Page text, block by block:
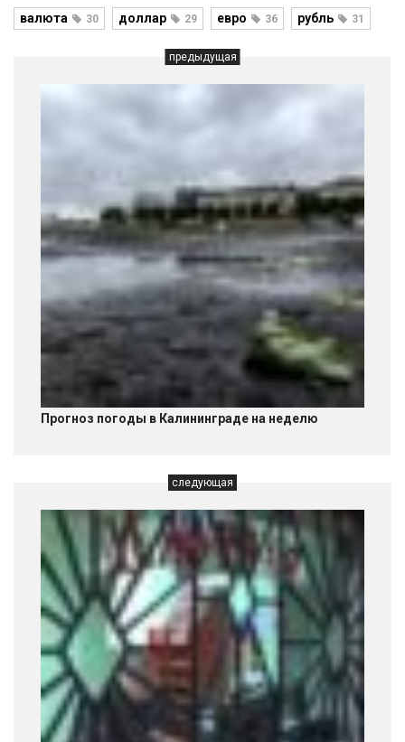
валюта 30 доллар 29 евро 36 рубль 31
предыдущая
Прогноз погоды в Калининграде на неделю
следующая